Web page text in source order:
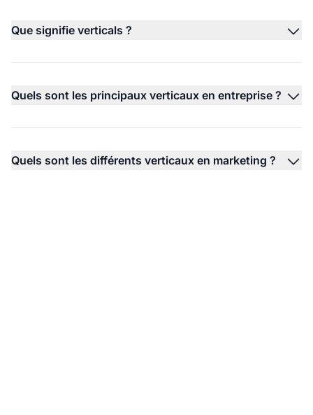
Que signifie verticals ?
Quels sont les principaux verticaux en entreprise ?
Quels sont les différents verticaux en marketing ?